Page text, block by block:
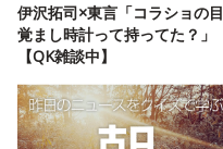
伊沢拓司×東言「コラショの目
覚まし時計って持ってた？」
【QK雑談中】